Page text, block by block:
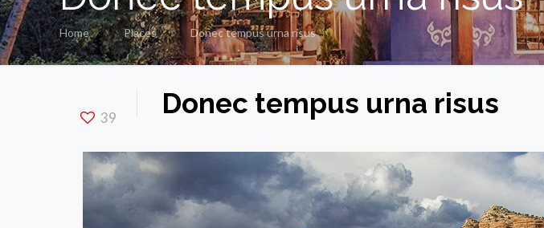
Home Places Donec tempus urna risus
39 Donec tempus urna risus